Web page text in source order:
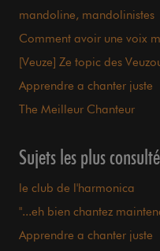
mandoline, mandolinistes
Comment avoir une voix
[Veuze] Ze topic des
Apprendre a chanter juste
The Meilleur Chanteur
Sujets les plus
le club de l'harmonica
"...eh bien chantez
Apprendre a chanter juste